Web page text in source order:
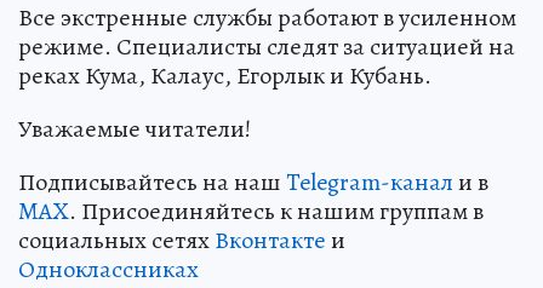
Все экстренные службы работают в усиленном
режиме. Специалисты следят за ситуацией на
реках Кума, Калаус, Егорлык и Кубань.
Уважаемые читатели!
Подписывайтесь на нашTelegram-канали в
MAX. Присоединяйтесь к нашим группам в
социальных сетяхВконтактеи
Одноклассниках